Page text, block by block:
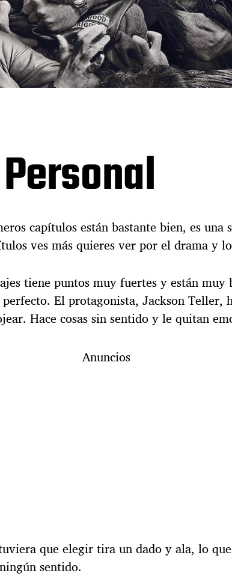
capítulos están bastante bien, es una
ves más quieres ver por el drama y
tiene puntos muy fuertes y están muy
El protagonista, Jackson Teller,
Hace cosas sin sentido y le quitan
Anuncios
que elegir tira un dado y ala, lo
sentido.